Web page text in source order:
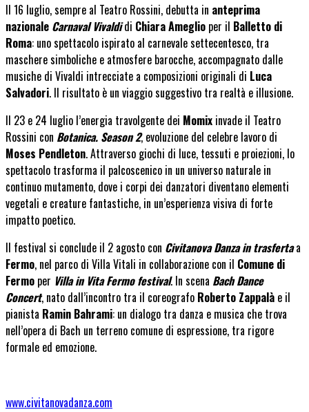
Il 16 luglio, sempre al Teatro Rossini, debutta in anteprima
nazionale Carnaval Vivaldidi Chiara Ameglio per il Balletto di
Roma: uno spettacolo ispirato al carnevale settecentesco, tra
maschere simboliche e atmosfere barocche, accompagnato dalle
musiche di Vivaldi intrecciate a composizioni originali di Luca
Salvadori. Il risultato è un viaggio suggestivo tra realtà e illusione.
Il 23 e 24 luglio l’energia travolgente dei Momix invade il Teatro
Rossini con Botanica. Season 2, evoluzione del celebre lavoro di
Moses Pendleton. Attraverso giochi di luce, tessuti e proiezioni, lo
spettacolo trasforma il palcoscenico in un universo naturale in
continuo mutamento, dove i corpi dei danzatori diventano elementi
vegetali e creature fantastiche, in un’esperienza visiva di forte
impatto poetico.
Il festival si conclude il 2 agosto con Civitanova Danza in trasfertaa
Fermo, nel parco di Villa Vitali in collaborazione con il Comune di
Fermo per Villa in Vita Fermo festival. In scena Bach Dance
Concert, nato dall’incontro tra il coreografo Roberto Zappalà e il
pianista Ramin Bahrami: un dialogo tra danza e musica che trova
nell’opera di Bach un terreno comune di espressione, tra rigore
formale ed emozione.
www.civitanovadanza.com